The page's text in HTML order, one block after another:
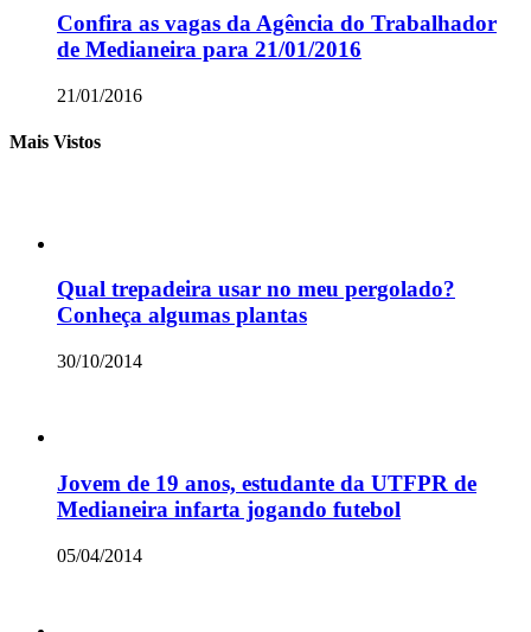
Confira as vagas da Agência do Trabalhador
de Medianeira para 21/01/2016
21/01/2016
Mais Vistos
Qual trepadeira usar no meu pergolado?
Conheça algumas plantas
30/10/2014
Jovem de 19 anos, estudante da UTFPR de
Medianeira infarta jogando futebol
05/04/2014